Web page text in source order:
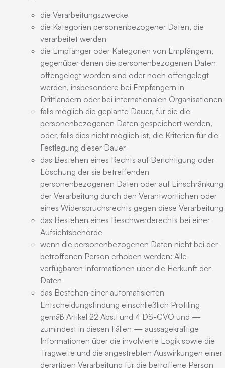
die Verarbeitungszwecke
die Kategorien personenbezogener Daten, die
verarbeitet werden
die Empfänger oder Kategorien von Empfängern,
gegenüber denen die personenbezogenen Daten
offengelegt worden sind oder noch offengelegt
werden, insbesondere bei Empfängern in
Drittländern oder bei internationalen Organisationen
falls möglich die geplante Dauer, für die die
personenbezogenen Daten gespeichert werden,
oder, falls dies nicht möglich ist, die Kriterien für die
Festlegung dieser Dauer
das Bestehen eines Rechts auf Berichtigung oder
Löschung der sie betreffenden
personenbezogenen Daten oder auf Einschränkung
der Verarbeitung durch den Verantwortlichen oder
eines Widerspruchsrechts gegen diese Verarbeitung
das Bestehen eines Beschwerderechts bei einer
Aufsichtsbehörde
wenn die personenbezogenen Daten nicht bei der
betroffenen Person erhoben werden: Alle
verfügbaren Informationen über die Herkunft der
Daten
das Bestehen einer automatisierten
Entscheidungsfindung einschließlich Profiling
gemäß Artikel 22 Abs.1 und 4 DS-GVO und —
zumindest in diesen Fällen — aussagekräftige
Informationen über die involvierte Logik sowie die
Tragweite und die angestrebten Auswirkungen einer
derartigen Verarbeitung für die betroffene Person